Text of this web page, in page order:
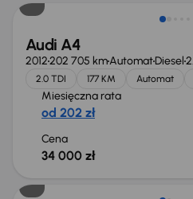
Audi A4
2012202 705 kmAutomatDiesel
2.0 TDI 177 KM Automat
Miesięczna rata
od 202 zł
Cena
34 000 zł